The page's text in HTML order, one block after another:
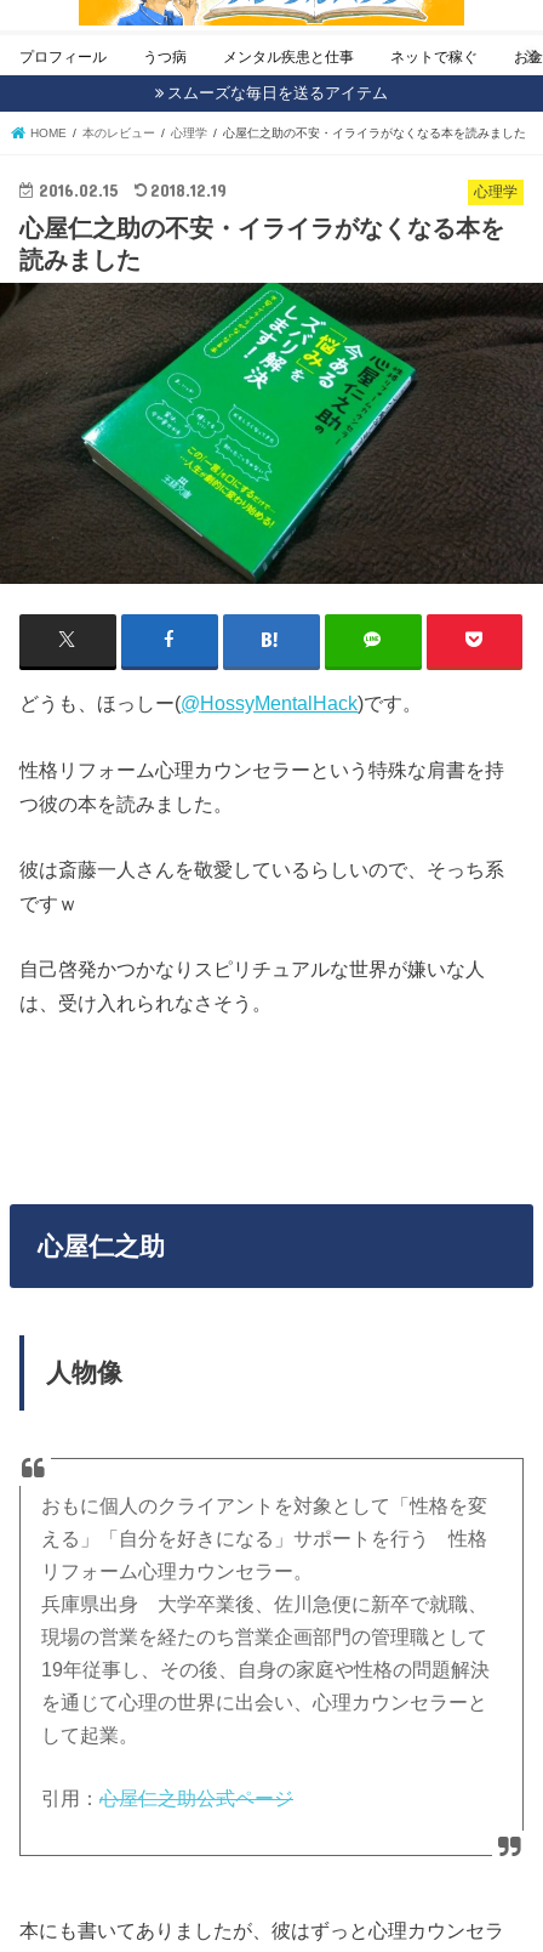
プロフィール うつ病 メンタル疾患と仕事 ネットで稼ぐ お
スムーズな毎日を送るアイテム
HOME 本のレビュー 心理学 心屋仁之助の不安・イライラがなくなる本を読みました
心理学
2016.02.15 2018.12.19
心屋仁之助の不安・イライラがなくなる本を
読みました
どうも、ほっしー(@HossyMentalHack)です。
性格リフォーム心理カウンセラーという特殊な肩書を持
つ彼の本を読みました。
彼は斎藤一人さんを敬愛しているらしいので、そっち系
ですｗ
自己啓発かつかなりスピリチュアルな世界が嫌いな人
は、受け入れられなさそう。
心屋仁之助
人物像
おもに個人のクライアントを対象として「性格を変
える」「自分を好きになる」サポートを行う 性格
リフォーム心理カウンセラー。
兵庫県出身 大学卒業後、佐川急便に新卒で就職、
現場の営業を経たのち営業企画部門の管理職として
19年従事し、その後、自身の家庭や性格の問題解決
を通じて心理の世界に出会い、心理カウンセラーと
して起業。
引用：心屋仁之助公式ページ
本にも書いてありましたが、彼はずっと心理カウンセラ